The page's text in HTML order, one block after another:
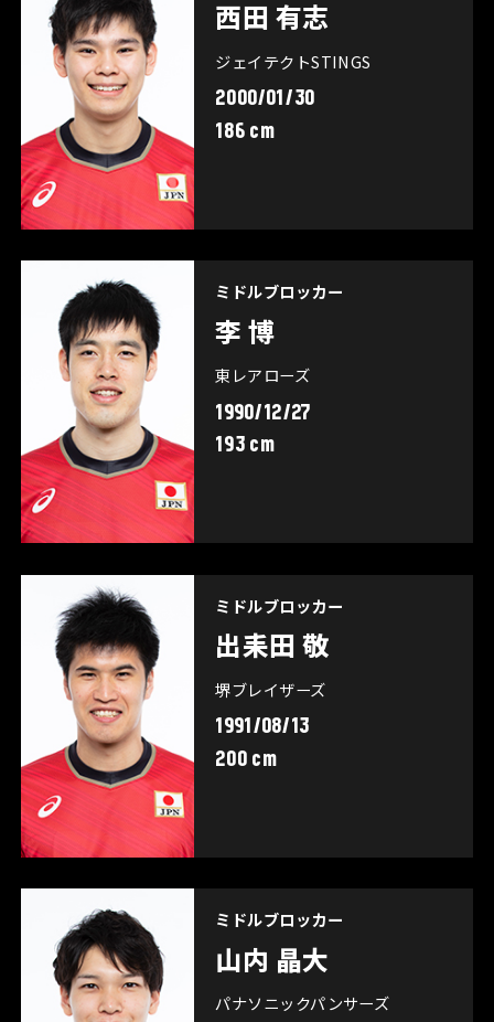
西田 有志
ジェイテクトSTINGS
2000/01/30
186 cm
ミドルブロッカー
李 博
東レアローズ
1990/12/27
193 cm
ミドルブロッカー
出耒田 敬
堺ブレイザーズ
1991/08/13
200 cm
ミドルブロッカー
山内 晶大
パナソニックパンサーズ